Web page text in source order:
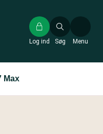
Søg
Log ind Menu
Max